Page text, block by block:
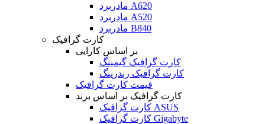
مادربرد A620
مادربرد A520
مادربرد B840
کارت گرافیک
بر اساس کارایی
کارت گرافیک گیمینگ
کارت گرافیک رندرینگ
قیمت کارت گرافیک
کارت گرافیک بر اساس برند
کارت گرافیک ASUS
کارت گرافیک Gigabyte